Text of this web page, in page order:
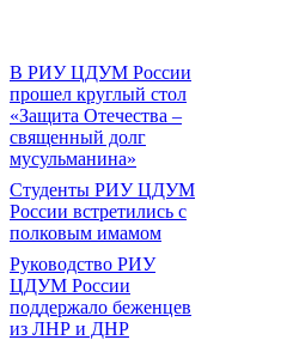
В РИУ ЦДУМ России
прошел круглый стол
«Защита Отечества –
священный долг
мусульманина»
Студенты РИУ ЦДУМ
России встретились с
полковым имамом
Руководство РИУ
ЦДУМ России
поддержало беженцев
из ЛНР и ДНР